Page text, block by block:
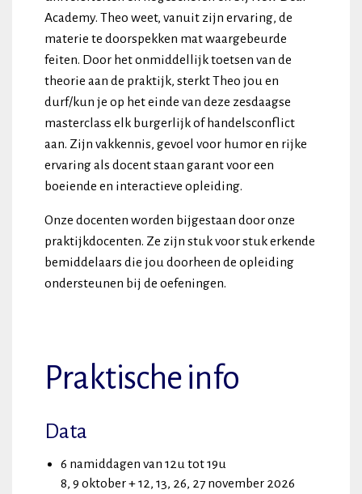
Academy. Theo weet, vanuit zijn ervaring, de
materie te doorspekken mat waargebeurde
feiten. Door het onmiddellijk toetsen van de
theorie aan de praktijk, sterkt Theo jou en
durf/kun je op het einde van deze zesdaagse
masterclass elk burgerlijk of handelsconflict
aan. Zijn vakkennis, gevoel voor humor en rijke
ervaring als docent staan garant voor een
boeiende en interactieve opleiding.
Onze docenten worden bijgestaan door onze
praktijkdocenten. Ze zijn stuk voor stuk erkende
bemiddelaars die jou doorheen de opleiding
ondersteunen bij de oefeningen.
Praktische info
Data
6 namiddagen van 12u tot 19u
8, 9 oktober + 12, 13, 26, 27 november 2026